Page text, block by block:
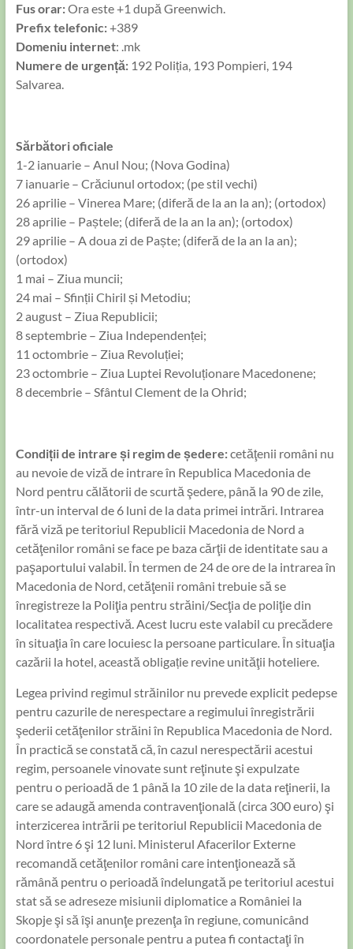
Fus orar:Ora este +1 după Greenwich.
Prefix telefonic:+389
Domeniu internet: .mk
Numere de urgență: 192 Poliția, 193 Pompieri, 194
Salvarea.
Sărbători oficiale
1-2 ianuarie – Anul Nou; (Nova Godina)
7 ianuarie – Crăciunul ortodox; (pe stil vechi)
26 aprilie – Vinerea Mare; (diferă de la an la an); (ortodox)
28 aprilie – Paștele; (diferă de la an la an); (ortodox)
29 aprilie – A doua zi de Paște; (diferă de la an la an);
(ortodox)
1 mai – Ziua muncii;
24 mai – Sfinții Chiril și Metodiu;
2 august – Ziua Republicii;
8 septembrie – Ziua Independenței;
11 octombrie – Ziua Revoluției;
23 octombrie – Ziua Luptei Revoluționare Macedonene;
8 decembrie – Sfântul Clement de la Ohrid;
Condiții de intrare și regim de ședere:cetăţenii români nu
au nevoie de viză de intrare în Republica Macedonia de
Nord pentru călătorii de scurtă şedere, până la 90 de zile,
într-un interval de 6 luni de la data primei intrări. Intrarea
fără viză pe teritoriul Republicii Macedonia de Nord a
cetăţenilor români se face pe baza cărţii de identitate sau a
paşaportului valabil. În termen de 24 de ore de la intrarea în
Macedonia de Nord, cetăţenii români trebuie să se
înregistreze la Poliţia pentru străini/Secţia de poliţie din
localitatea respectivă. Acest lucru este valabil cu precădere
în situaţia în care locuiesc la persoane particulare. În situaţia
cazării la hotel, această obligație revine unităţii hoteliere.
Legea privind regimul străinilor nu prevede explicit pedepse
pentru cazurile de nerespectare a regimului înregistrării
şederii cetăţenilor străini în Republica Macedonia de Nord.
În practică se constată că, în cazul nerespectării acestui
regim, persoanele vinovate sunt reţinute şi expulzate
pentru o perioadă de 1 până la 10 zile de la data reţinerii, la
care se adaugă amenda contravenţională (circa 300 euro) şi
interzicerea intrării pe teritoriul Republicii Macedonia de
Nord între 6 şi 12 luni. Ministerul Afacerilor Externe
recomandă cetăţenilor români care intenţionează să
rămână pentru o perioadă îndelungată pe teritoriul acestui
stat să se adreseze misiunii diplomatice a României la
Skopje şi să îşi anunţe prezenţa în regiune, comunicând
coordonatele personale pentru a putea fi contactaţi în